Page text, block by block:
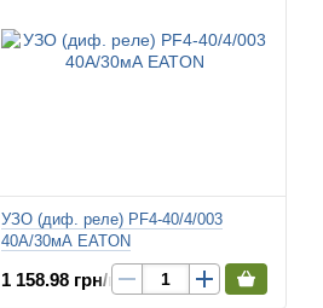
УЗО (диф. реле) PF4-40/4/003
40А/30мА EATON
1 158.98 грн/шт.